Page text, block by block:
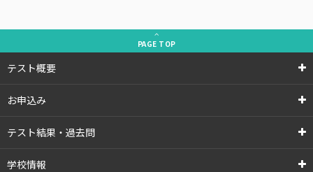
PAGE TOP
テスト概要
お申込み
テスト結果・過去問
学校情報